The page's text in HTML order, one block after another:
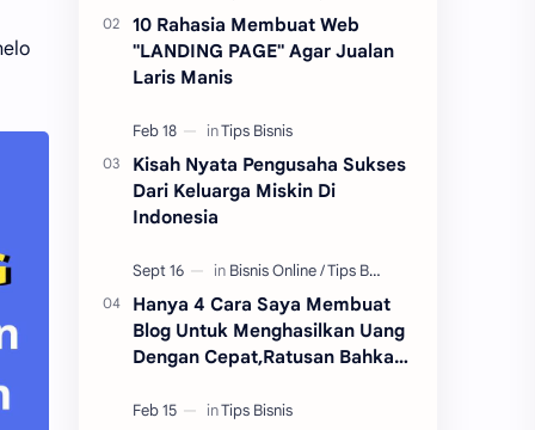
untuk bisa di ra…
10 Rahasia Membuat Web
"LANDING PAGE" Agar Jualan
Laris Manis
Kisah Nyata Pengusaha Sukses
Dari Keluarga Miskin Di
Indonesia
Hanya 4 Cara Saya Membuat
Blog Untuk Menghasilkan Uang
Dengan Cepat,Ratusan Bahkan